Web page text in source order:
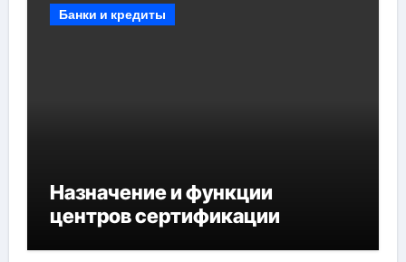
Банки и кредиты
Назначение и функции
центров сертификации